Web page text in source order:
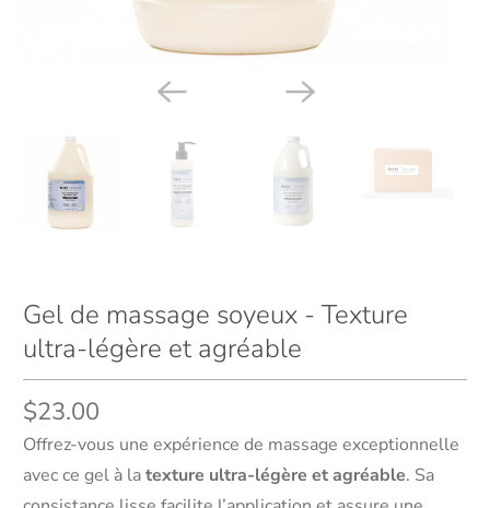
Gel de massage soyeux - Texture
ultra-légère et agréable
$23.00
Offrez-vous une expérience de massage exceptionnelle
avec ce gel à latexture ultra-légère et agréable. Sa